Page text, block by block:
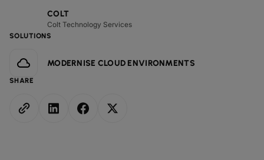
COLT
Colt Technology Services
SOLUTIONS
MODERNISE CLOUD ENVIRONMENTS
SHARE